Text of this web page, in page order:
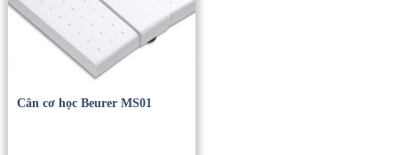
Cân cơ học Beurer MS01